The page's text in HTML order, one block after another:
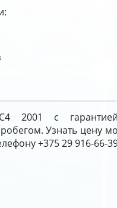
2001 с
Узнать цену
+375 29 916-66-